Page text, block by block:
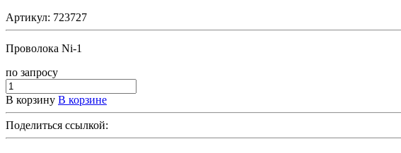
Артикул: 723727
Проволока Ni-1
по запросу
В корзину В корзине
Поделиться ссылкой: